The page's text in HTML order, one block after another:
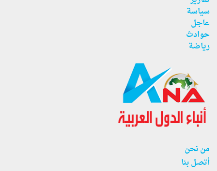
سياسة
عاجل
حوادث
رياضة
من نحن
أتصل بنا